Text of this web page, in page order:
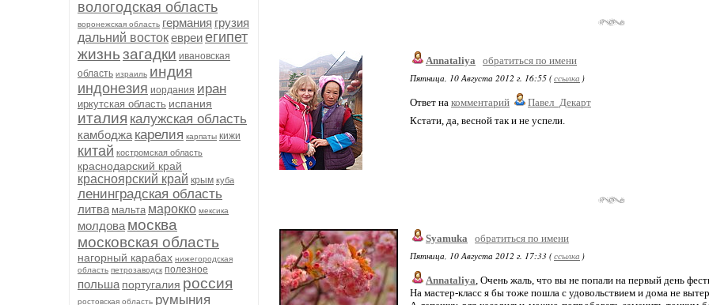
вологодская область
воронежская область германия грузия
дальний востокевреиегипет
жизньзагадки ивановская
область израиль индия
индонезия иордания иран
иркутская область испания
италия калужская область
камбоджа карелия карпаты кижи
китай костромская область
краснодарский край
красноярский край крым куба
ленинградская область
литва мальта марокко мексика
молдова москва
московская область
нагорный карабах нижегородская
область петрозаводск полезное
польша португалия россия
ростовская область румыния
Annataliya
обратиться по имени
Пятница, 10 Августа 2012 г. 16:55 (ссылка )
Ответ на комментарий
Павел_Декарт
Кстати, да, весной так и не успели.
Syamuka
обратиться по имени
Пятница, 10 Августа 2012 г. 17:33 (ссылка )
Annataliya, Очень жаль, что вы не попали на первый день
На мастер-класс я бы тоже пошла с удовольствием и дома не